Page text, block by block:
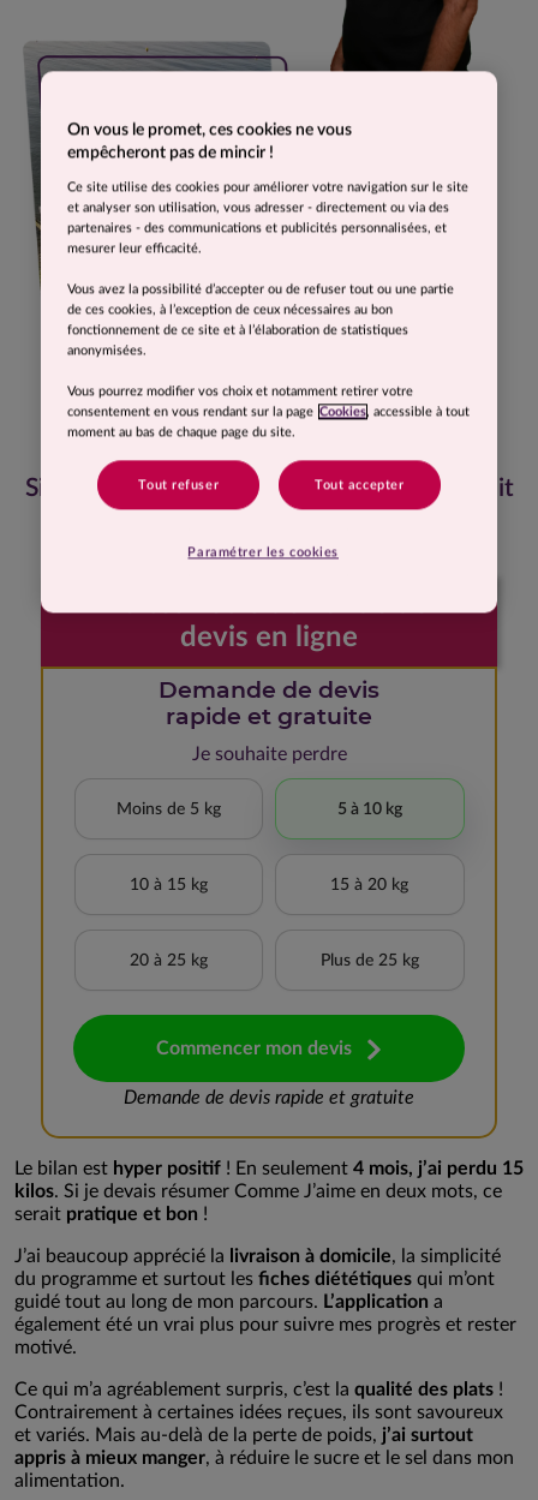
Si je devais résumer Comme J’aime, ce serait
devis en ligne
Demande de devis
rapide et gratuite
Je souhaite perdre
Moins de 5 kg 5 à 10 kg
10 à 15 kg 15 à 20 kg
20 à 25 kg Plus de 25 kg
Commencer mon devis
Demande de devis rapide et gratuite
Le bilan est hyper positif ! En seulement 4 mois, j’ai perdu 15
kilos. Si je devais résumer Comme J’aime en deux mots, ce
serait pratique et bon !
J’ai beaucoup apprécié la livraison à domicile, la simplicité
du programme et surtout les fiches diététiques qui m’ont
guidé tout au long de mon parcours. L’application a
également été un vrai plus pour suivre mes progrès et rester
motivé.
Ce qui m’a agréablement surpris, c’est la qualité des plats !
Contrairement à certaines idées reçues, ils sont savoureux
et variés. Mais au-delà de la perte de poids, j’ai surtout
appris à mieux manger, à réduire le sucre et le sel dans mon
alimentation.
On vous le promet, ces cookies ne vous
empêcheront pas de mincir !
Ce site utilise des cookies pour améliorer votre navigation sur le site
et analyser son utilisation, vous adresser - directement ou via des
partenaires - des communications et publicités personnalisées, et
mesurer leur efficacité.
Vous avez la possibilité d’accepter ou de refuser tout ou une partie
de ces cookies, à l’exception de ceux nécessaires au bon
fonctionnement de ce site et à l’élaboration de statistiques
anonymisées.
Vous pourrez modifier vos choix et notamment retirer votre
consentement en vous rendant sur la page Cookies, accessible à tout
moment au bas de chaque page du site.
Tout refuser Tout accepter
Paramétrer les cookies